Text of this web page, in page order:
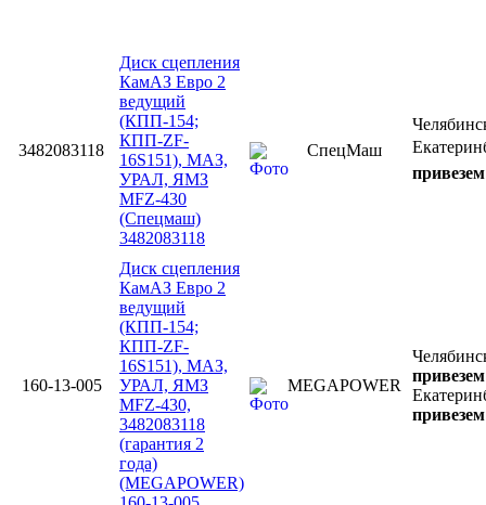
3482083118
Диск сцепления
КамАЗ Евро 2
ведущий
(КПП-154;
КПП-ZF-
16S151), МАЗ,
УРАЛ, ЯМЗ
MFZ-430
(Спецмаш)
3482083118
СпецМаш
160-13-005
Диск сцепления
КамАЗ Евро 2
ведущий
(КПП-154;
КПП-ZF-
16S151), МАЗ,
УРАЛ, ЯМЗ
MFZ-430,
3482083118
(гарантия 2
года)
(MEGAPOWER)
MEGAPOWER